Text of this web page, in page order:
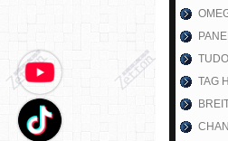
TAG